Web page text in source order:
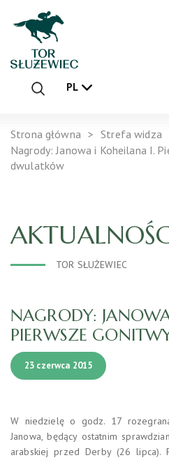
PL
Strona główna Strefa widza
Nagrody: Janowa i Koheilana I.
dwulatków
TOR SŁUŻEWIEC
NAGRODY:
PIERWSZE
23 czerwca 2015
W niedzielę o godz. 17
Janowa, będący ostatnim
arabskiej przed Derby (26